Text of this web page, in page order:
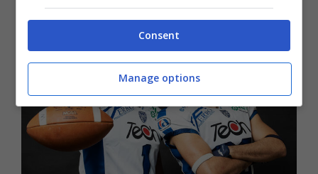
Consent
Manage options